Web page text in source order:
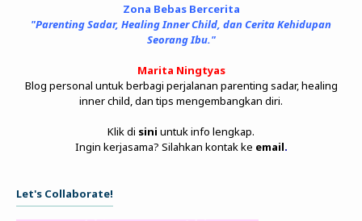
Zona Bebas Bercerita
"Parenting Sadar, Healing Inner Child, dan Cerita Kehidupan
Seorang Ibu."
Marita Ningtyas
Blog personal untuk berbagi perjalanan parenting sadar, healing
inner child, dan tips mengembangkan diri.
Klik di sini untuk info lengkap.
Ingin kerjasama? Silahkan kontak ke email.
Let's Collaborate!